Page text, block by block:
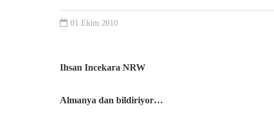
01 Ekim 2010
Ihsan Incekara NRW
Almanya dan bildiriyor…